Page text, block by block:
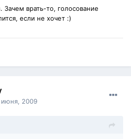
Зачем врать-то, голосование
если не хочет :)
июня, 2009